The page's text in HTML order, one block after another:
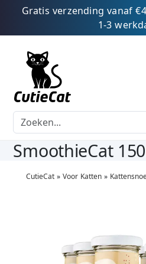
Gratis verzending vanaf
1-3
SmoothieCat
CutieCat» Voor Katten»